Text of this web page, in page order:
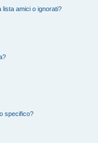
lista amici o ignorati?
specifico?